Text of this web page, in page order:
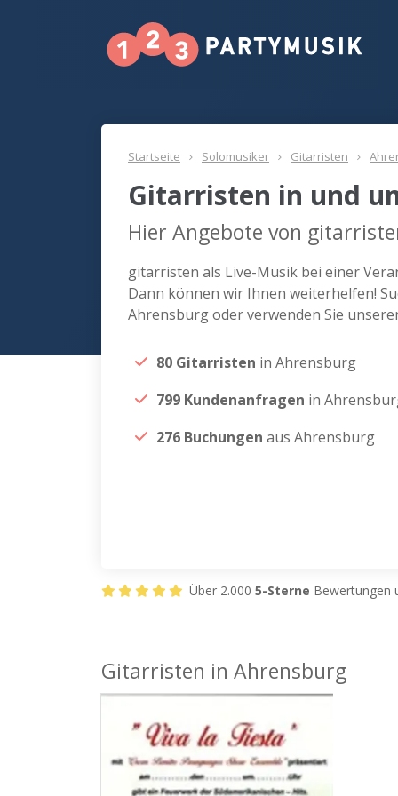
Startseite Solomusiker Gitarristen
Gitarristen in und
Hier Angebote von
gitarristen als Live-Musik bei einer
Dann können wir Ihnen weiterhelfen!
Ahrensburg oder verwenden Sie
80 Gitarristen in Ahrensburg
799 Kundenanfragen in
276 Buchungen aus Ahrensburg
Über 2.000 5-Sterne Bewertungen
Gitarristen in Ahrensburg